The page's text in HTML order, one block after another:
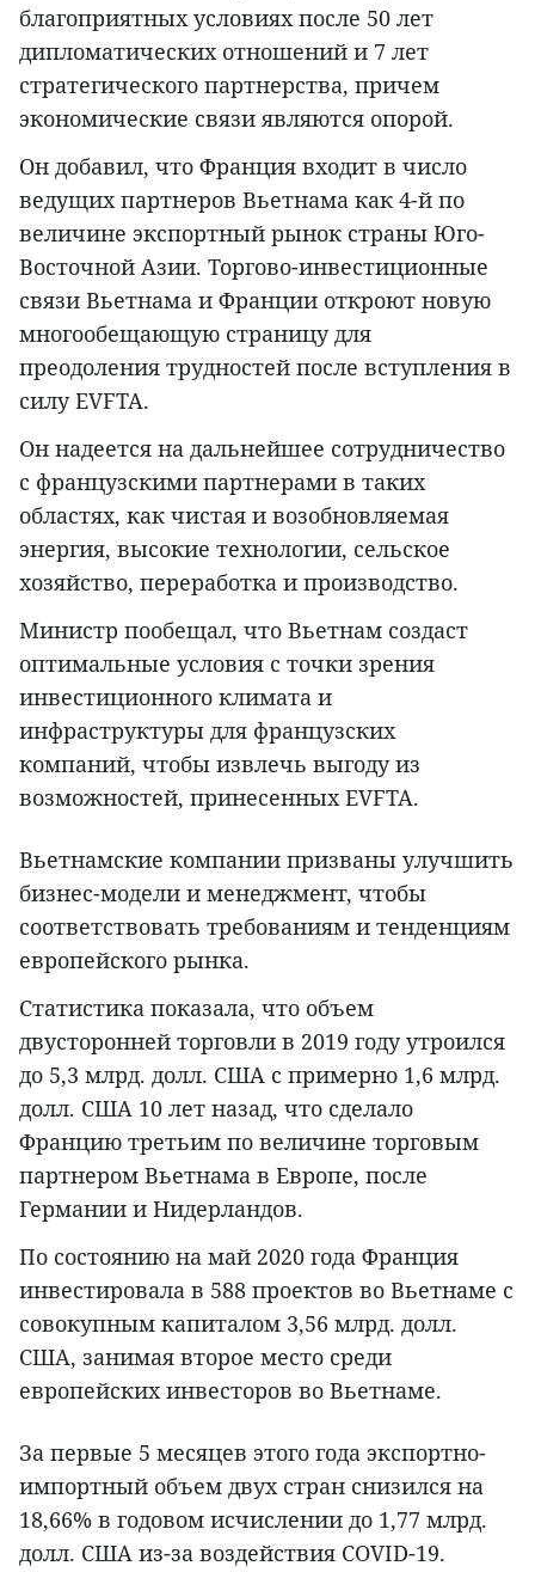
благоприятных условиях после 50 лет
дипломатических отношений и 7 лет
стратегического партнерства, причем
экономические связи являются опорой.
Он добавил, что Франция входит в число
ведущих партнеров Вьетнама как 4-й по
величине экспортный рынок страны Юго-
Восточной Азии. Торгово-инвестиционные
связи Вьетнама и Франции откроют новую
многообещающую страницу для
преодоления трудностей после вступления в
силу EVFTA.
Он надеется на дальнейшее сотрудничество
с французскими партнерами в таких
областях, как чистая и возобновляемая
энергия, высокие технологии, сельское
хозяйство, переработка и производство.
Министр пообещал, что Вьетнам создаст
оптимальные условия с точки зрения
инвестиционного климата и
инфраструктуры для французских
компаний, чтобы извлечь выгоду из
возможностей, принесенных EVFTA.
Вьетнамские компании призваны улучшить
бизнес-модели и менеджмент, чтобы
соответствовать требованиям и тенденциям
европейского рынка.
Статистика показала, что объем
двусторонней торговли в 2019 году утроился
до 5,3 млрд. долл. США с примерно 1,6 млрд.
долл. США 10 лет назад, что сделало
Францию третьим по величине торговым
партнером Вьетнама в Европе, после
Германии и Нидерландов.
По состоянию на май 2020 года Франция
инвестировала в 588 проектов во Вьетнаме с
совокупным капиталом 3,56 млрд. долл.
США, занимая второе место среди
европейских инвесторов во Вьетнаме.
За первые 5 месяцев этого года экспортно-
импортный объем двух стран снизился на
18,66% в годовом исчислении до 1,77 млрд.
долл. США из-за воздействия COVID-19.